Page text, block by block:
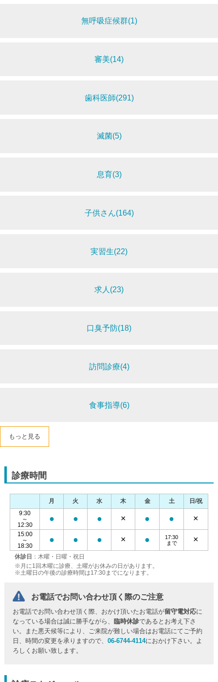
無呼吸症候群(1)
審美(14)
歯科医師(291)
滅菌(5)
息育(3)
子供さん(164)
実習生(22)
求人(23)
口臭予防(18)
訪問診療(4)
食事指導(6)
もっと見る
診療時間
休診日 ：木曜・日曜・祝日
※月に1回木曜に診療、土曜がお休みの日があります。
※土曜日の午後の診療時間は17:30までになります。
月 火 水 木 金 土
日/祝
9:30
～
12:30
● ● ● × ● ● ×
15:00
～
18:30
● ● ● × ●
17:30
まで
×
お電話でお問い合わせ頂く際のご注意
お電話でお問い合わせ頂く際、おかけ頂いたお電話が留守電対応に
なっている場合は誠に勝手ながら、
臨時休診であるとお考え下さ
い。また悪天候等により、ご来院が難しい場合はお電話にてご予約
日、時間の変更を承りますので、06-6744-4114におかけ下さい。よ
ろしくお願い致します。